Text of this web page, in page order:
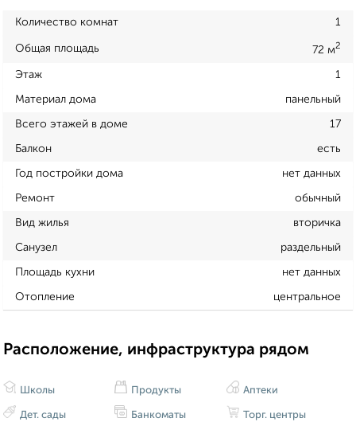
Количество комнат 1
Общая площадь 72 м2
Этаж 1
Материал дома панельный
Всего этажей в доме 17
Балкон есть
Год постройки дома нет данных
Ремонт обычный
Вид жилья вторичка
Санузел раздельный
Площадь кухни нет данных
Отопление центральное
Расположение, инфраструктура рядом
Школы
Дет. сады
Продукты
Банкоматы
Аптеки
Торг. центры